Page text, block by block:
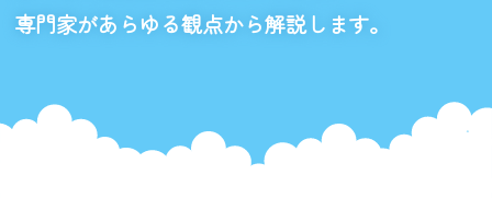
商品カテゴリ一覧
食の安全・安心への取組み
nanacoトップ
マルチコピー機でできることトップ
便利なサービス
企業情報トップ
ごあいさつ
私たちの取組み
サステナビリティトップ
専門家があらゆる観点から解説します。